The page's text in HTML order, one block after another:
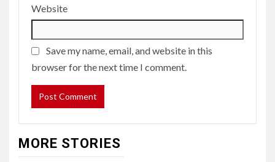
Website
Save my name, email, and website in this
browser for the next time I comment.
MORE STORIES